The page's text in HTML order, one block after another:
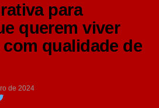
para
querem viver
qualidade de
de 2024